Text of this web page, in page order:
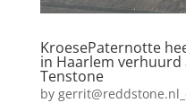
KroesePaternotte
in Haarlem verhuurd
Tenstone
by